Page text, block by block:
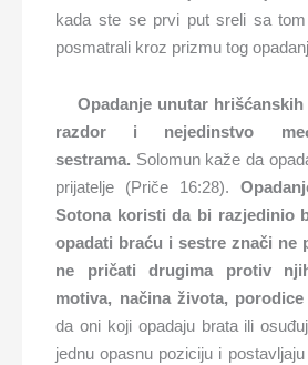
kada ste se prvi put sreli sa
posmatrali kroz prizmu tog
Opadanje unutar
razdor i nejedinstvo
sestrama. Solomun kaže da
prijatelje (Priče 16:28).
Sotona koristi da bi razjedinio
opadati braću i sestre znači ne
ne pričati drugima protiv
motiva, načina života,
da oni koji opadaju brata ili
jednu opasnu poziciju i